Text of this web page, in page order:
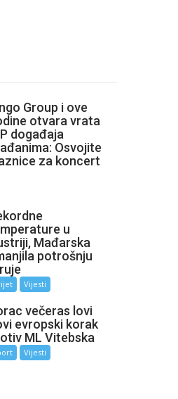
Group i ove
otvara vrata
događaja
Osvojite
za koncert
u
Mađarska
potrošnju
Vijesti
večeras lovi
evropski korak
ML Vitebska
Vijesti